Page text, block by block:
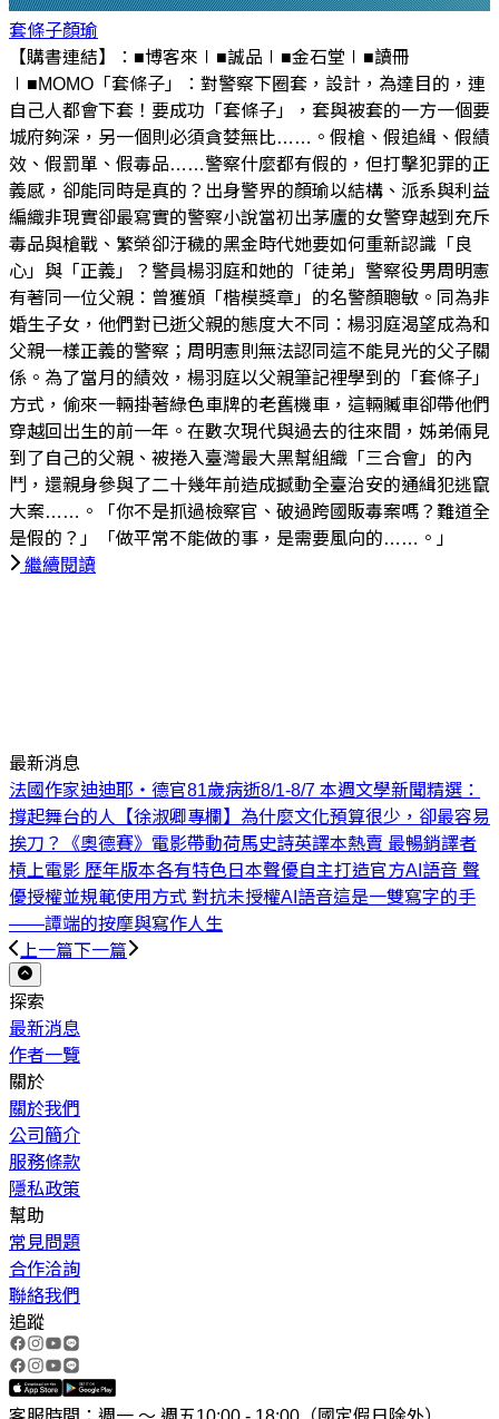
套條子顏瑜
【購書連結】：■博客來∣■誠品∣■金石堂∣■讀冊
∣■MOMO「套條子」：對警察下圈套，設計，為達目的，連
自己人都會下套！要成功「套條子」，套與被套的一方一個要
城府夠深，另一個則必須貪婪無比……。假槍、假追緝、假績
效、假罰單、假毒品……警察什麼都有假的，但打擊犯罪的正
義感，卻能同時是真的？出身警界的顏瑜以結構、派系與利益
編織非現實卻最寫實的警察小說當初出茅廬的女警穿越到充斥
毒品與槍戰、繁榮卻汙穢的黑金時代她要如何重新認識「良
心」與「正義」？警員楊羽庭和她的「徒弟」警察役男周明憲
有著同一位父親：曾獲頒「楷模獎章」的名警顏聰敏。同為非
婚生子女，他們對已逝父親的態度大不同：楊羽庭渴望成為和
父親一樣正義的警察；周明憲則無法認同這不能見光的父子關
係。為了當月的績效，楊羽庭以父親筆記裡學到的「套條子」
方式，偷來一輛掛著綠色車牌的老舊機車，這輛贓車卻帶他們
穿越回出生的前一年。在數次現代與過去的往來間，姊弟倆見
到了自己的父親、被捲入臺灣最大黑幫組織「三合會」的內
鬥，還親身參與了二十幾年前造成撼動全臺治安的通緝犯逃竄
大案……。「你不是抓過檢察官、破過跨國販毒案嗎？難道全
是假的？」「做平常不能做的事，是需要風向的……。」
繼續閱讀
最新消息
法國作家迪迪耶・德官81歲病逝8/1-8/7 本週文學新聞精選：
撐起舞台的人
【徐淑卿專欄】為什麼文化預算很少，卻最容易
挨刀？
《奧德賽》電影帶動荷馬史詩英譯本熱賣 最暢銷譯者
槓上電影 歷年版本各有特色 日本聲優自主打造官方AI語音 聲
優授權並規範使用方式 對抗未授權AI語音這是一雙寫字的手
——譚端的按摩與寫作人生
上一篇下一篇
探索
最新消息
作者一覽
關於
關於我們
公司簡介
服務條款
隱私政策
幫助
常見問題
合作洽詢
聯絡我們
追蹤